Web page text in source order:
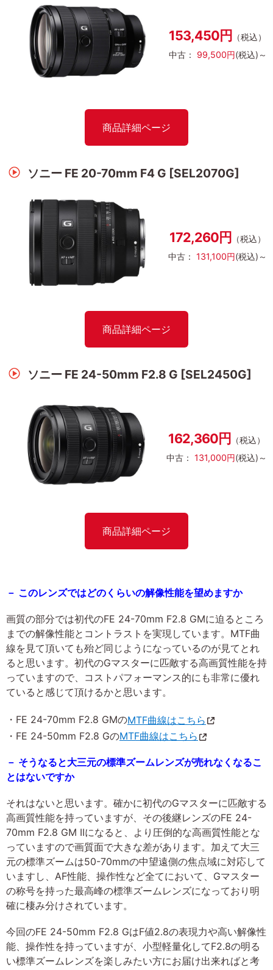
153,450円
（税込）
中古： 99,500円(税込)～
商品詳細ページ
ソニー FE 20-70mm F4 G [SEL2070G]
172,260円 （税込）
中古： 131,100円(税込)～
商品詳細ページ
ソニー FE 24-50mm F2.8 G [SEL2450G]
162,360円
（税込）
中古： 131,000円(税込)～
商品詳細ページ
－ このレンズではどのくらいの解像性能を望めますか
画質の部分では初代のFE 24-70mm F2.8 GMに迫るところ
までの解像性能とコントラストを実現しています。MTF曲
線を見て頂いても殆ど同じようになっているのが見てとれ
ると思います。初代のGマスターに匹敵する高画質性能を持
っていますので、コストパフォーマンス的にも非常に優れ
ていると感じて頂けるかと思います。
・FE 24-70mm F2.8 GMのMTF曲線はこちら
・FE 24-50mm F2.8 GのMTF曲線はこちら
－ そうなると大三元の標準ズームレンズが売れなくなるこ
とはないですか
それはないと思います。確かに初代のGマスターに匹敵する
高画質性能を持っていますが、その後継レンズのFE 24-
70mm F2.8 GM IIになると、より圧倒的な高画質性能とな
っていますので画質面で大きな差があります。加えて大三
元の標準ズームは50-70mmの中望遠側の焦点域に対応して
いますし、AF性能、操作性など全てにおいて、Gマスター
の称号を持った最高峰の標準ズームレンズになっており明
確に棲み分けされています。
今回のFE 24-50mm F2.8 GはF値2.8の表現力や高い解像性
能、操作性を持っていますが、小型軽量化してF2.8の明る
い標準ズームレンズを楽しみたい方にお届け出来ればと考